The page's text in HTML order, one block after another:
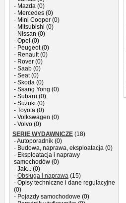
- Mazda (0)
- Mercedes (0)
- Mini Cooper (0)
- Mitsubishi (0)
- Nissan (0)
- Opel (0)
- Peugeot (0)
- Renault (0)
- Rover (0)
- Saab (0)
- Seat (0)
- Skoda (0)
- Ssang Yong (0)
- Subaru (0)
- Suzuki (0)
- Toyota (0)
- Volkswagen (0)
- Volvo (0)
SERIE WYDAWNICZE (18)
- Autoporadnik (0)
- Budowa, naprawa, eksploatacja (0)
- Eksploatacja i naprawy
samochodów (0)
- Jak... (0)
- Obsługa i naprawa (15)
- Opisy techniczne i dane regulacyjne
(0)
- Pojazdy samochodowe (0)